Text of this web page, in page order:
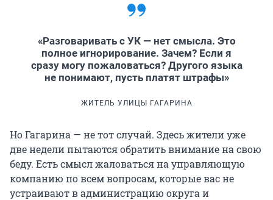
«Разговаривать с УК — нет смысла. Это
полное игнорирование. Зачем? Если я
сразу могу пожаловаться? Другого языка
не понимают, пусть платят штрафы»
ЖИТЕЛЬ УЛИЦЫ ГАГАРИНА
Но Гагарина — не тот случай. Здесь жители уже
две недели пытаются обратить внимание на свою
беду. Есть смысл жаловаться на управляющую
компанию по всем вопросам, которые вас не
устраивают в администрацию округа и